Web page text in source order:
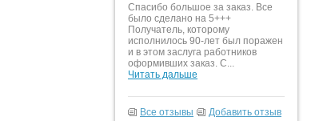
Спасибо большое за заказ. Все
было сделано на 5+++
Получатель, которому
исполнилось 90-лет был поражен
и в этом заслуга работников
оформивших заказ. С...
Читать дальше
Все отзывы Добавить отзыв